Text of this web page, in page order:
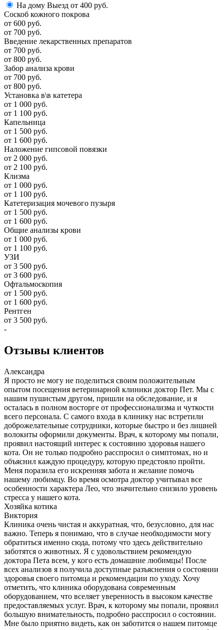
На дому Выезд от 400 руб.
Соскоб кожного покрова
от 600 руб.
от 700 руб.
Введение лекарственных препаратов
от 700 руб.
от 800 руб.
Забор анализа крови
от 700 руб.
от 800 руб.
Установка в\в катетера
от 1 000 руб.
от 1 100 руб.
Капельница
от 1 500 руб.
от 1 600 руб.
Наложение гипсовой повязки
от 2 000 руб.
от 2 100 руб.
Клизма
от 1 000 руб.
от 1 100 руб.
Катетеризация мочевого пузыря
от 1 500 руб.
от 1 600 руб.
Общие анализы крови
от 1 000 руб.
от 1 100 руб.
УЗИ
от 3 500 руб.
от 3 600 руб.
Офтальмоскопия
от 1 500 руб.
от 1 600 руб.
Рентген
от 3 500 руб.
-
Отзывы клиентов
Александра
Я просто не могу не поделиться своим положительным
опытом посещения ветеринарной клиники доктор Пет. Мы с
нашим пушистым другом, пришли на обследование, и я
осталась в полном восторге от профессионализма и чуткости
всего персонала. С самого входа в клинику нас встретили
доброжелательные сотрудники, которые быстро и без лишней
волокиты оформили документы. Врач, к которому мы попали,
проявил настоящий интерес к состоянию здоровья нашего
кота. Он не только подробно расспросил о симптомах, но и
объяснил каждую процедуру, которую предстояло пройти.
Меня поразила его искренняя забота и желание помочь
нашему любимцу. Во время осмотра доктор учитывал все
особенности характера Лео, что значительно снизило уровень
стресса у нашего кота.
Хозяйка котика
Виктория
Клиника очень чистая и аккуратная, что, безусловно, для нас
важно. Теперь я понимаю, что в случае необходимости могу
обратиться именно сюда, потому что здесь действительно
заботятся о животных. Я с удовольствием рекомендую
доктора Пета всем, у кого есть домашние любимцы! После
всех анализов я получила доступные разъяснения о состоянии
здоровья своего питомца и рекомендации по уходу. Хочу
отметить, что клиника оборудована современным
оборудованием, что вселяет уверенность в высоком качестве
предоставляемых услуг. Врач, к которому мы попали, проявил
большую внимательность, подробно расспросил о состоянии.
Мне было приятно видеть, как он заботится о нашем питомце